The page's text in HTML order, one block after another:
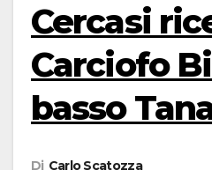
Cercasi
Carciofo
basso
Di Carlo Scatozza